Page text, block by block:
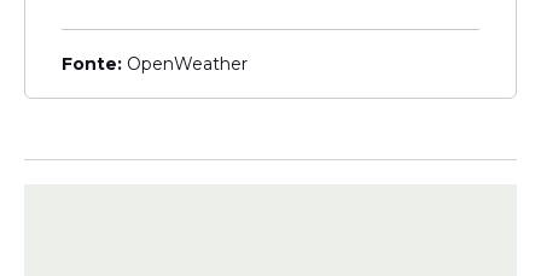
Fonte: OpenWeather